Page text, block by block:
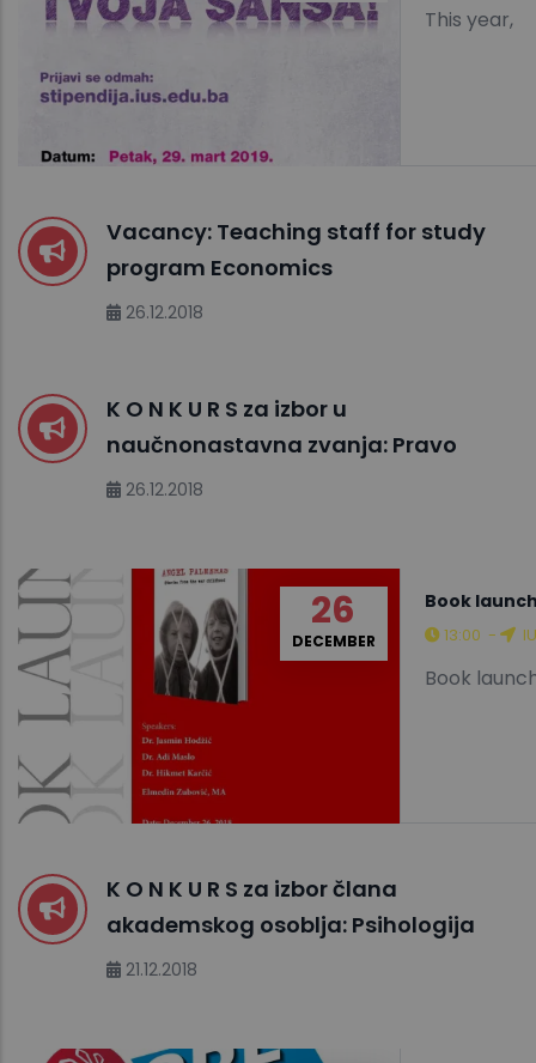
This year,
Vacancy: Teaching staff for study
program Economics
26.12.2018
K O N K U R S za izbor u
naučnonastavna zvanja: Pravo
26.12.2018
26
DECEMBER
Book
13:00 -
Book
K O N K U R S za izbor člana
akademskog osoblja: Psihologija
21.12.2018